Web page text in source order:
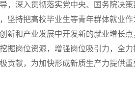
深入贯彻落实党中央、国务院决策
坚持把高校毕业生等青年群体就业
新和产业发展中开发新的就业增长
掘岗位资源，增强岗位吸引力，全
贡献，为加快形成新质生产力提供重